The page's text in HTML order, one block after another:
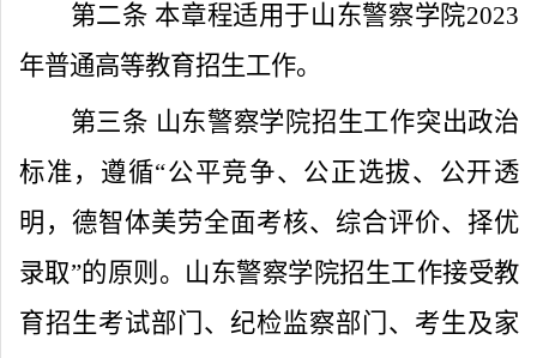
第二条 本章程适用于山东警察学院2023
年普通高等教育招生工作。
第三条 山东警察学院招生工作突出政治
标准，遵循“公平竞争、公正选拔、公开透
明，德智体美劳全面考核、综合评价、择优
录取”的原则。山东警察学院招生工作接受教
育招生考试部门、纪检监察部门、考生及家